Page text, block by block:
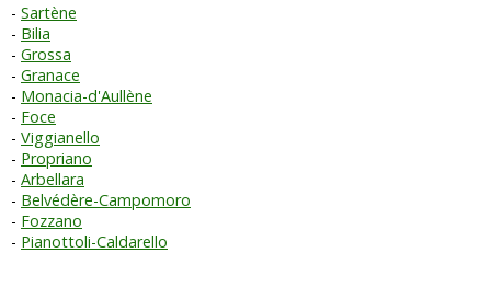
Sartène
Bilia
Grossa
Granace
Monacia-d'Aullène
Foce
Viggianello
Propriano
Arbellara
Belvédère-Campomoro
Fozzano
Pianottoli-Caldarello